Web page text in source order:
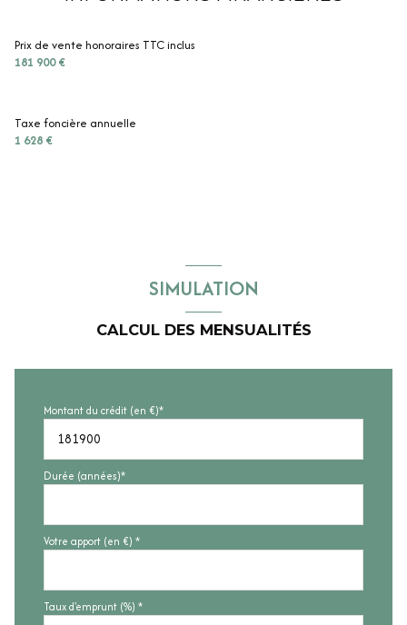
Prix de vente honoraires TTC inclus
181 900 €
Taxe foncière annuelle
1 628 €
SIMULATION
CALCUL DES MENSUALITÉS
Montant du crédit (en €)*
Durée (années)*
Votre apport (en €) *
Taux d'emprunt (%) *